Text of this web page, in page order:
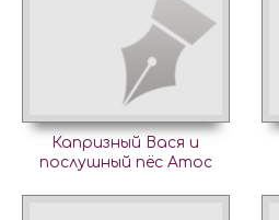
Капризный Вася и
послушный пёс Атос